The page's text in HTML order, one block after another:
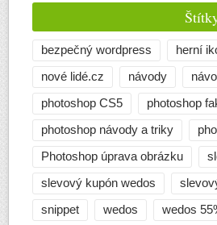
bezpečný wordpress herní
nové lidé.cz návody
photoshop CS5 photoshop
photoshop návody a triky
Photoshop úprava obrázku
slevový kupón wedos
snippet wedos wedos